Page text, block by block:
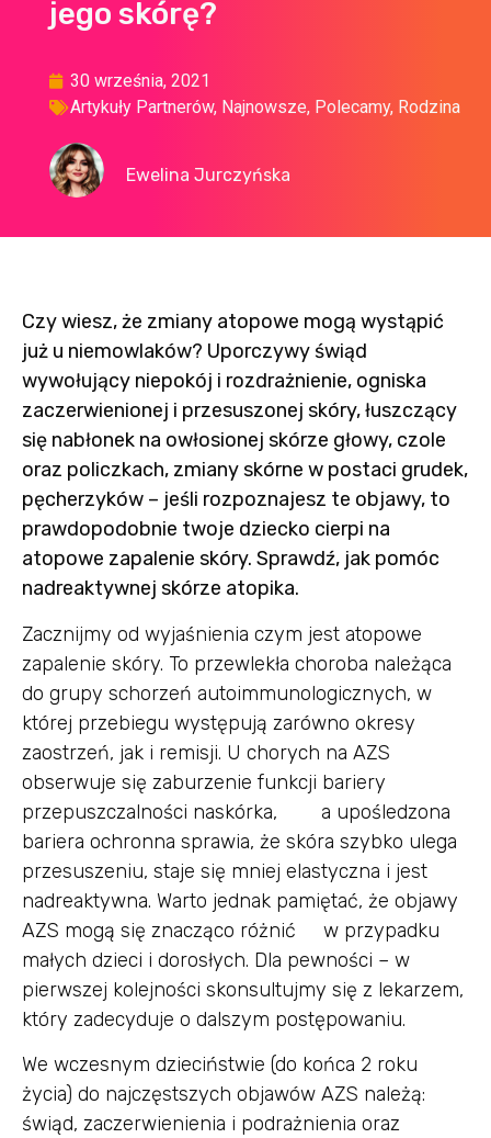
jego skórę?
30 września, 2021
Artykuły Partnerów, Najnowsze, Polecamy, Rodzina
Ewelina Jurczyńska
Czy wiesz, że zmiany atopowe mogą wystąpić
już u niemowlaków? Uporczywy świąd
wywołujący niepokój i rozdrażnienie, ogniska
zaczerwienionej i przesuszonej skóry, łuszczący
się nabłonek na owłosionej skórze głowy, czole
oraz policzkach, zmiany skórne w postaci grudek,
pęcherzyków – jeśli rozpoznajesz te objawy, to
prawdopodobnie twoje dziecko cierpi na
atopowe zapalenie skóry. Sprawdź, jak pomóc
nadreaktywnej skórze atopika.
Zacznijmy od wyjaśnienia czym jest atopowe
zapalenie skóry. To przewlekła choroba należąca
do grupy schorzeń autoimmunologicznych, w
której przebiegu występują zarówno okresy
zaostrzeń, jak i remisji. U chorych na AZS
obserwuje się zaburzenie funkcji bariery
przepuszczalności naskórka, a upośledzona
bariera ochronna sprawia, że skóra szybko ulega
przesuszeniu, staje się mniej elastyczna i jest
nadreaktywna. Warto jednak pamiętać, że objawy
AZS mogą się znacząco różnić w przypadku
małych dzieci i dorosłych. Dla pewności – w
pierwszej kolejności skonsultujmy się z lekarzem,
który zadecyduje o dalszym postępowaniu.
We wczesnym dzieciństwie (do końca 2 roku
życia) do najczęstszych objawów AZS należą:
świąd, zaczerwienienia i podrażnienia oraz